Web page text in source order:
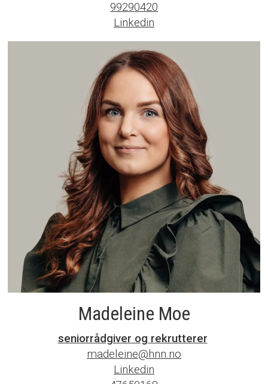
99290420
Linkedin
Madeleine Moe
seniorrådgiver og rekrutterer
madeleine@hnn.no
Linkedin